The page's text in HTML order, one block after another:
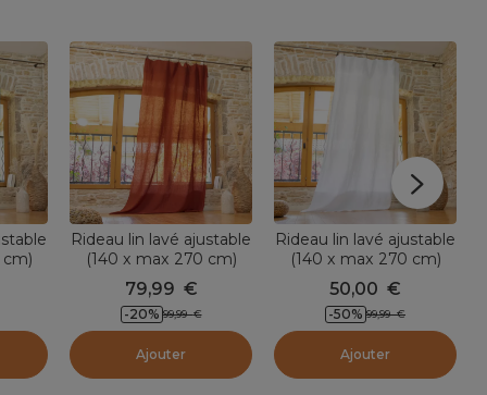
cm)
Rideau lin lavé ajustable
(140 x max 270 cm)
Louise Terracotta
79,99 €
-20% 99,99 €
Ajouter
Rideau lin lavé ajustable
(140 x max 270 cm)
Louise Blanc
50,00 €
-50% 99,99 €
Ajouter